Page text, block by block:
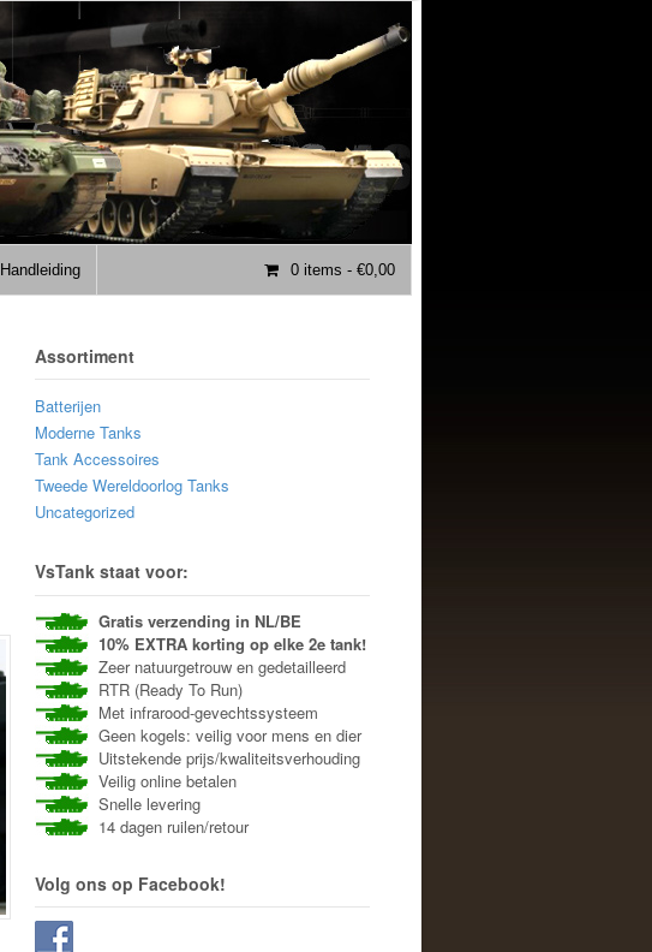
Handleiding 0 items - €0,00
Assortiment
Batterijen
Moderne Tanks
Tank Accessoires
Tweede Wereldoorlog Tanks
Uncategorized
VsTank staat voor:
Gratis verzending in NL/BE
10% EXTRA korting op elke 2e tank!
Zeer natuurgetrouw en gedetailleerd
RTR (Ready To Run)
Met infrarood-gevechtssysteem
Geen kogels: veilig voor mens en dier
Uitstekende prijs/kwaliteitsverhouding
Veilig online betalen
Snelle levering
14 dagen ruilen/retour
Volg ons op Facebook!